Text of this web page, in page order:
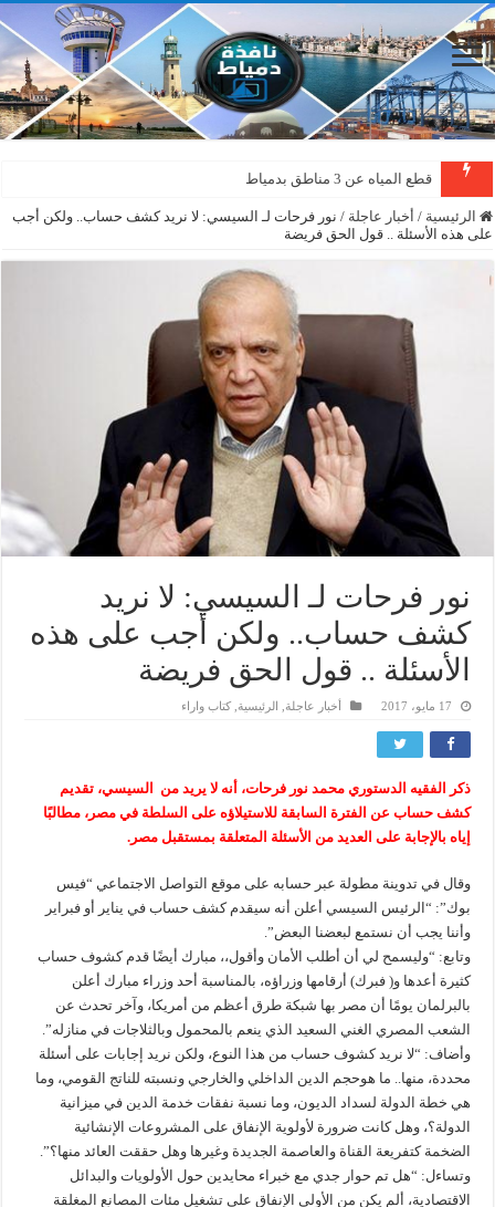
قطع المياه عن 3 مناطق بدمياط
الرئيسية / أخبار عاجلة / نور فرحات لـ السيسي: لا نريد كشف حساب.. ولكن أجب
على هذه الأسئلة .. قول الحق فريضة
نور فرحات لـ السيسي: لا نريد
كشف حساب.. ولكن أجب على هذه
الأسئلة .. قول الحق فريضة
17 مايو، 2017 أخبار عاجلة الرئيسية ,كتاب واراء
ذكر الفقيه الدستوري محمد نور فرحات، أنه لا يريد من السيسي، تقديم
كشف حساب عن الفترة السابقة للاستيلاؤه على السلطة في مصر، مطالبًا
إياه بالإجابة على العديد من الأسئلة المتعلقة بمستقبل مصر.
وقال في تدوينة مطولة عبر حسابه على موقع التواصل الاجتماعي “فيس
بوك”: “الرئيس السيسي أعلن أنه سيقدم كشف حساب في يناير أو فبراير
وأننا يجب أن نستمع لبعضنا البعض”.
وتابع: “وليسمح لي أن أطلب الأمان وأقول،، مبارك أيضًا قدم كشوف حساب
كثيرة أعدها و( فبرك) أرقامها وزراؤه، بالمناسبة أحد وزراء مبارك أعلن
بالبرلمان يومًا أن مصر بها شبكة طرق أعظم من أمريكا، وآخر تحدث عن
الشعب المصري الغني السعيد الذي ينعم بالمحمول وبالثلاجات في منازله”.
وأضاف: “لا نريد كشوف حساب من هذا النوع، ولكن نريد إجابات على أسئلة
محددة، منها.. ما هوحجم الدين الداخلي والخارجي ونسبته للناتج القومي، وما
هي خطة الدولة لسداد الديون، وما نسبة نفقات خدمة الدين في ميزانية
الدولة؟، وهل كانت ضرورة لأولوية الإنفاق على المشروعات الإنشائية
الضخمة كتفريعة القناة والعاصمة الجديدة وغيرها وهل حققت العائد منها؟”.
وتساءل: “هل تم حوار جدي مع خبراء محايدين حول الأولويات والبدائل
الاقتصادية، ألم يكن من الأولى الإنفاق على تشغيل مئات المصانع المغلقة